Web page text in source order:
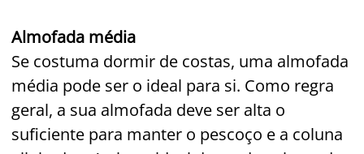
Almofada média
Se costuma dormir de costas, uma almofada
média pode ser o ideal para si. Como regra
geral, a sua almofada deve ser alta o
suficiente para manter o pescoço e a coluna